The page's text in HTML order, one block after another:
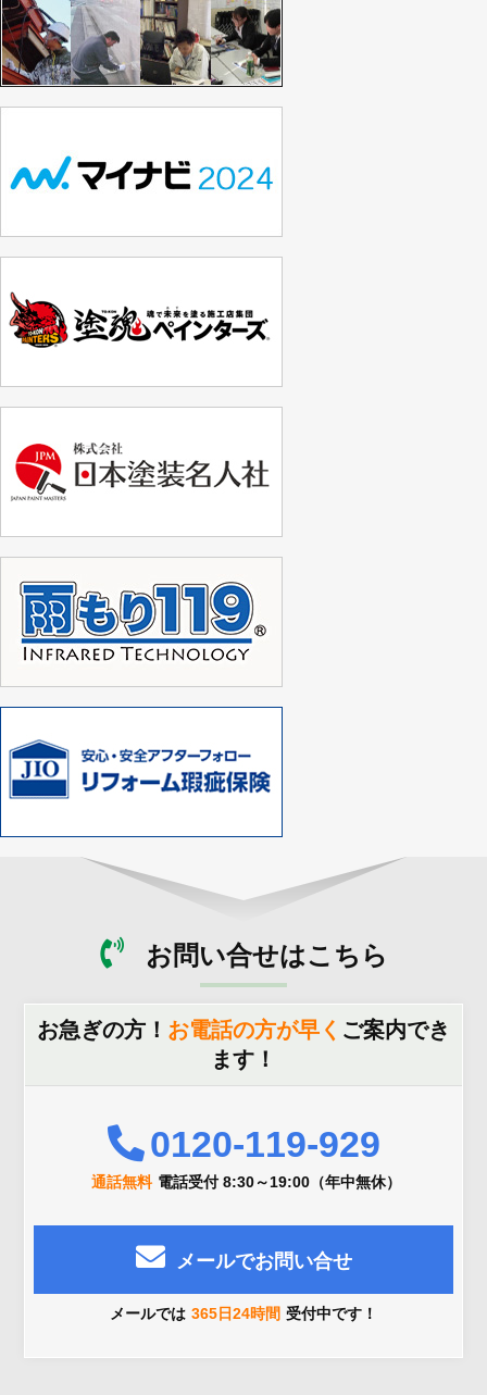
お問い合せはこちら
お急ぎの方！ お電話の方が早く ご案内でき
ます！
0120-119-929
通話無料 電話受付 8:30～19:00（年中無休）
メールでお問い合せ
メールでは 365日24時間 受付中です！